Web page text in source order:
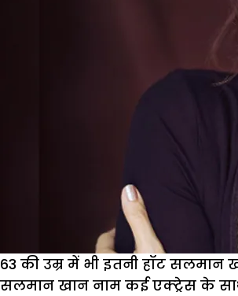
63 की उम्र में भी इतनी हॉट सलमान
सलमान खान नाम कई एक्ट्रेस के साथ